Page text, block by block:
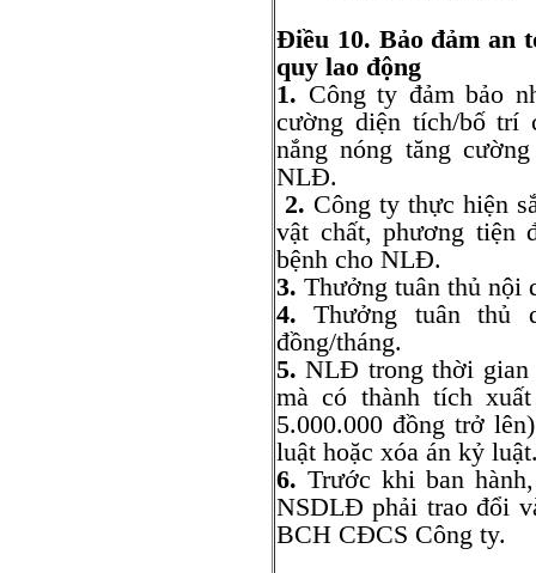
Điều 10. Bảo đảm an
quy lao động
1. Công ty đảm bảo
cường diện tích/bố trí
nắng nóng tăng
NLĐ.
2. Công ty thực hiện
vật chất, phương tiện
bệnh cho NLĐ.
3. Thưởng tuân thủ nội
4. Thưởng tuân thủ
đồng/tháng.
5. NLĐ trong thời gian
mà có thành tích
5.000.000 đồng trở
luật hoặc xóa án kỷ
6. Trước khi ban
NSDLĐ phải trao đổi
BCH CĐCS Công ty.